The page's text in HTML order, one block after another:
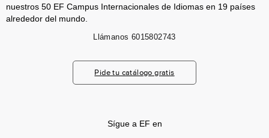
nuestros 50 EF Campus Internacionales de Idiomas en 19 países
alrededor del mundo.
Llámanos 6015802743
Pide tu catálogo gratis
Sígue a EF en